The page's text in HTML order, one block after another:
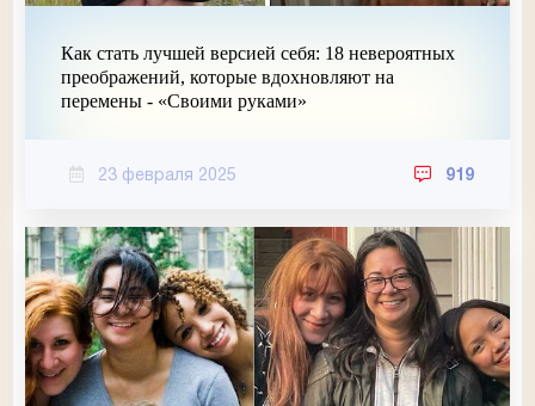
Как стать лучшей версией себя: 18 невероятных
преображений, которые вдохновляют на
перемены - «Своими руками»
23 февраля 2025 919